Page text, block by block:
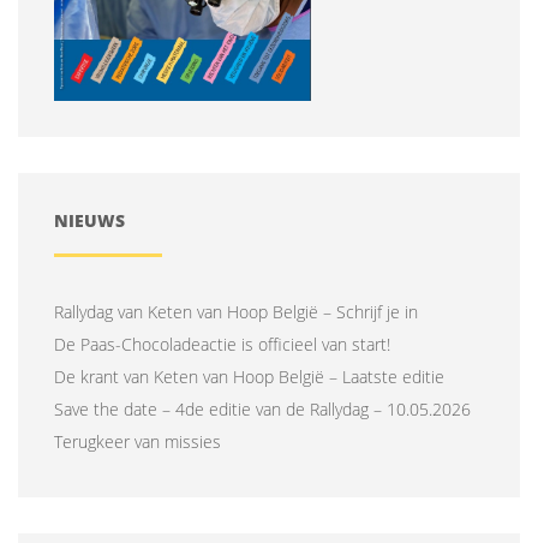
NIEUWS
Rallydag van Keten van Hoop België – Schrijf je in
De Paas-Chocoladeactie is officieel van start!
De krant van Keten van Hoop België – Laatste editie
Save the date – 4de editie van de Rallydag – 10.05.2026
Terugkeer van missies